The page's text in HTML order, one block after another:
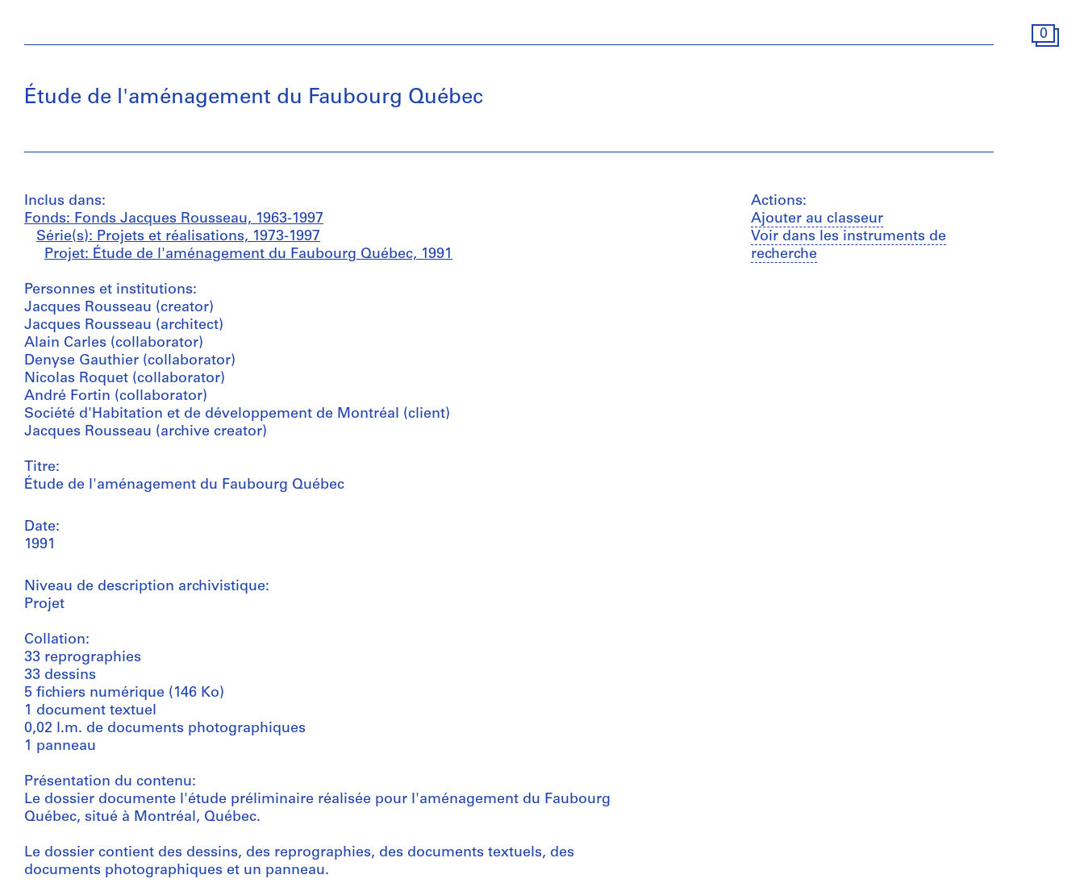
0
Étude de l'aménagement du Faubourg Québec
Inclus dans:
Fonds: Fonds Jacques Rousseau, 1963-1997
Série(s): Projets et réalisations, 1973-1997
Projet: Étude de l'aménagement du Faubourg Québec, 1991
Personnes et institutions:
Jacques Rousseau (creator)
Jacques Rousseau (architect)
Alain Carles (collaborator)
Denyse Gauthier (collaborator)
Nicolas Roquet (collaborator)
André Fortin (collaborator)
Société d'Habitation et de développement de Montréal (client)
Jacques Rousseau (archive creator)
Titre:
Étude de l'aménagement du Faubourg Québec
Date:
1991
Niveau de description archivistique:
Projet
Collation:
33 reprographies
33 dessins
5 fichiers numérique (146 Ko)
1 document textuel
0,02 l.m. de documents photographiques
1 panneau
Présentation du contenu:
Le dossier documente l'étude préliminaire réalisée pour l'aménagement du Faubourg
Québec, situé à Montréal, Québec.
Le dossier contient des dessins, des reprographies, des documents textuels, des
documents photographiques et un panneau.
Actions:
Ajouter au classeur
Voir dans les instruments de
recherche